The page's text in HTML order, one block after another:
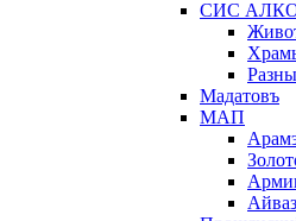
СИС
Мадатовъ
МАП